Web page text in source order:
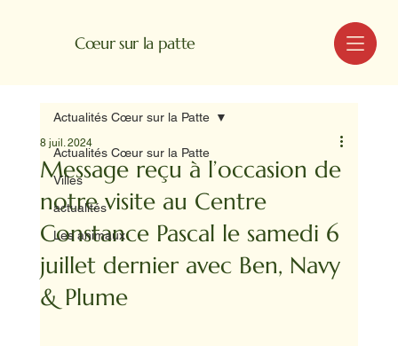
Cœur sur la patte MENU
Actualités Cœur sur la Patte
Villes
actualités
Les animaux
Actualités Cœur sur la Patte
Message reçu à l’occasion de
notre visite au Centre
Constance Pascal le samedi 6
juillet dernier avec Ben, Navy
& Plume
8 juil. 2024